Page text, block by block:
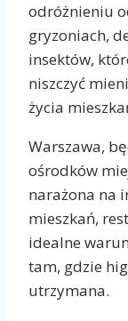
odróżnieniu
gryzoniach,
insektów,
niszczyć
życia
Warszawa,
ośrodków
narażona na
mieszkań,
idealne
tam, gdzie
utrzymana.